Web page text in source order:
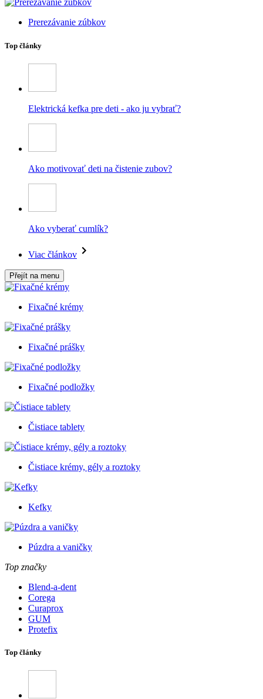
Prerezávanie zúbkov
Top články
Elektrická kefka pre deti - ako ju vybrať?
Ako motivovať deti na čistenie zubov?
Ako vyberať cumlík?
Viac článkov
Přejít na menu
Fixačné krémy
Fixačné prášky
Fixačné podložky
Čistiace tablety
Čistiace krémy, gély a roztoky
Kefky
Púzdra a vaničky
Top značky
Blend-a-dent
Corega
Curaprox
GUM
Protefix
Top články